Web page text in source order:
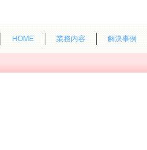
HOME 業務内容 解決事例